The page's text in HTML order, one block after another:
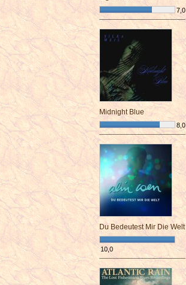
7,0
¯¯¯¯¯¯¯¯¯¯¯¯¯¯¯¯¯¯¯¯¯¯¯¯
Midnight Blue
8,0
¯¯¯¯¯¯¯¯¯¯¯¯¯¯¯¯¯¯¯¯¯¯¯¯
Du Bedeutest Mir Die Welt
10,0
¯¯¯¯¯¯¯¯¯¯¯¯¯¯¯¯¯¯¯¯¯¯¯¯